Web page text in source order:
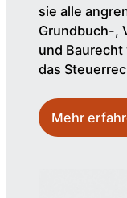
sie alle
Grundbuch-,
und Baurecht
das
Mehr